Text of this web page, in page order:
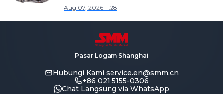
Aug 07, 2026 11:28
Pasar Logam Shanghai
Hubungi Kami service.en@smm.cn
+86 021 5155-0306
Chat Langsung via WhatsApp